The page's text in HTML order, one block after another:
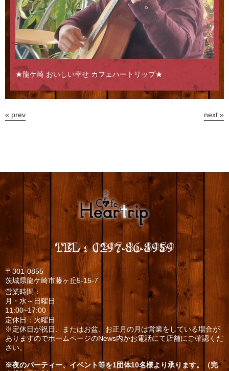
★龍ケ崎 おいしい幸せ カフェハートリップ★
« prev next »
TEL:0297-86-8959
〒301-0855
茨城県龍ケ崎市藤ヶ丘5-15-7
営業時間：
月・水～日曜日
11:00~17:00
定休日：火曜日
※定休日が祝日、またはお盆、お正月の月は営業をしている場合が
ありますのでホームページのNews内かお電話にて店舗にご確認くだ
さい。
※夜のパーティー、イベント等を1団体10名様より承ります。（完